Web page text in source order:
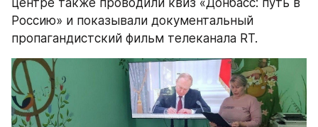
Россию» и показывали документальный
пропагандистский фильм телеканала RT.